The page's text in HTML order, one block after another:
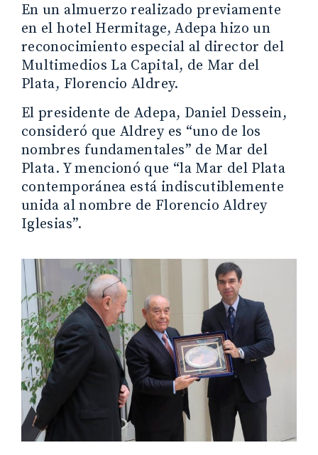
En un almuerzo realizado previamente
en el hotel Hermitage, Adepa hizo un
reconocimiento especial al director del
Multimedios La Capital, de Mar del
Plata, Florencio Aldrey.
El presidente de Adepa, Daniel Dessein,
consideró que Aldrey es “uno de los
nombres fundamentales” de Mar del
Plata. Y mencionó que “la Mar del Plata
contemporánea está indiscutiblemente
unida al nombre de Florencio Aldrey
Iglesias”.